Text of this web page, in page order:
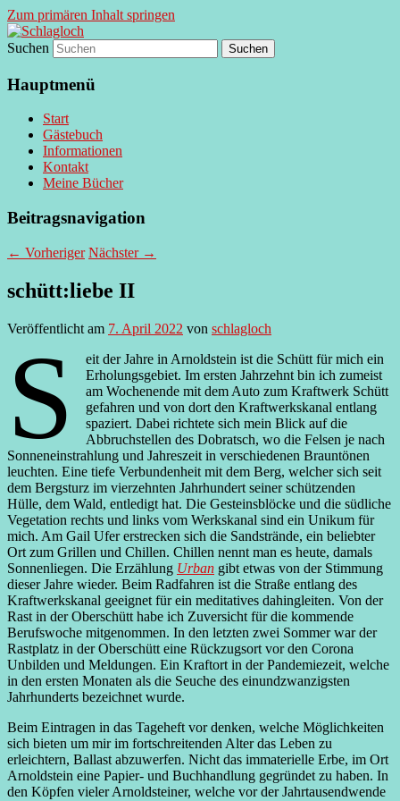
Zum primären Inhalt springen
Schlagloch
supersberger taggedanken
Suchen
Hauptmenü
Start
Gästebuch
Informationen
Kontakt
Meine Bücher
Beitragsnavigation
← Vorheriger Nächster →
schütt:liebe II
Veröffentlicht am 7. April 2022 von schlagloch
S
eit der Jahre in Arnoldstein ist die Schütt für mich ein
Erholungsgebiet. Im ersten Jahrzehnt bin ich zumeist
am Wochenende mit dem Auto zum Kraftwerk Schütt
gefahren und von dort den Kraftwerkskanal entlang
spaziert. Dabei richtete sich mein Blick auf die
Abbruchstellen des Dobratsch, wo die Felsen je nach
Sonneneinstrahlung und Jahreszeit in verschiedenen Brauntönen
leuchten. Eine tiefe Verbundenheit mit dem Berg, welcher sich seit
dem Bergsturz im vierzehnten Jahrhundert seiner schützenden
Hülle, dem Wald, entledigt hat. Die Gesteinsblöcke und die südliche
Vegetation rechts und links vom Werkskanal sind ein Unikum für
mich. Am Gail Ufer erstrecken sich die Sandstrände, ein beliebter
Ort zum Grillen und Chillen. Chillen nennt man es heute, damals
Sonnenliegen. Die Erzählung Urban gibt etwas von der Stimmung
dieser Jahre wieder. Beim Radfahren ist die Straße entlang des
Kraftwerkskanal geeignet für ein meditatives dahingleiten. Von der
Rast in der Oberschütt habe ich Zuversicht für die kommende
Berufswoche mitgenommen. In den letzten zwei Sommer war der
Rastplatz in der Oberschütt eine Rückzugsort vor den Corona
Unbilden und Meldungen. Ein Kraftort in der Pandemiezeit, welche
in den ersten Monaten als die Seuche des einundzwanzigsten
Jahrhunderts bezeichnet wurde.
Beim Eintragen in das Tageheft vor denken, welche Möglichkeiten
sich bieten um mir im fortschreitenden Alter das Leben zu
erleichtern, Ballast abzuwerfen. Nicht das immaterielle Erbe, im Ort
Arnoldstein eine Papier- und Buchhandlung gegründet zu haben. In
den Köpfen vieler Arnoldsteiner, welche vor der Jahrtausendwende